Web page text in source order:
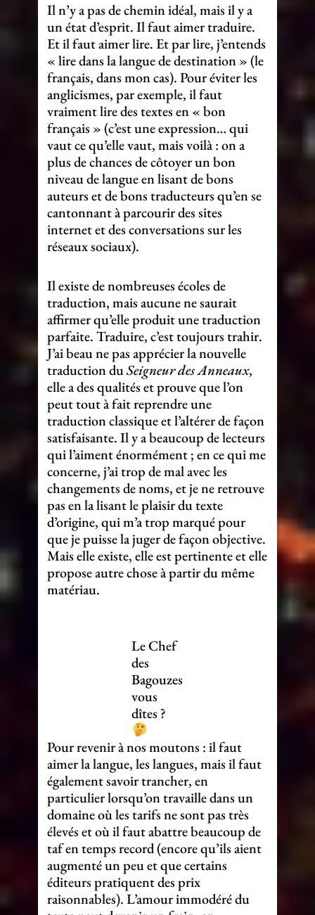
Il n’y a pas de chemin idéal, mais il y a
un état d’esprit. Il faut aimer traduire.
Et il faut aimer lire. Et par lire, j’entends
« lire dans la langue de destination » (le
français, dans mon cas). Pour éviter les
anglicismes, par exemple, il faut
vraiment lire des textes en « bon
français » (c’est une expression… qui
vaut ce qu’elle vaut, mais voilà : on a
plus de chances de côtoyer un bon
niveau de langue en lisant de bons
auteurs et de bons traducteurs qu’en se
cantonnant à parcourir des sites
internet et des conversations sur les
réseaux sociaux).
Il existe de nombreuses écoles de
traduction, mais aucune ne saurait
affirmer qu’elle produit une traduction
parfaite. Traduire, c’est toujours trahir.
J’ai beau ne pas apprécier la nouvelle
traduction duSeigneur des Anneaux,
elle a des qualités et prouve que l’on
peut tout à fait reprendre une
traduction classique et l’altérer de façon
satisfaisante. Il y a beaucoup de lecteurs
qui l’aiment énormément ; en ce qui me
concerne, j’ai trop de mal avec les
changements de noms, et je ne retrouve
pas en la lisant le plaisir du texte
d’origine, qui m’a trop marqué pour
que je puisse la juger de façon objective.
Mais elle existe, elle est pertinente et elle
propose autre chose à partir du même
matériau.
Le Chef
des
Bagouzes
vous
dîtes ?
Pour revenir à nos moutons : il faut
aimer la langue, les langues, mais il faut
également savoir trancher, en
particulier lorsqu’on travaille dans un
domaine où les tarifs ne sont pas très
élevés et où il faut abattre beaucoup de
taf en temps record (encore qu’ils aient
augmenté un peu et que certains
éditeurs pratiquent des prix
raisonnables). L’amour immodéré du